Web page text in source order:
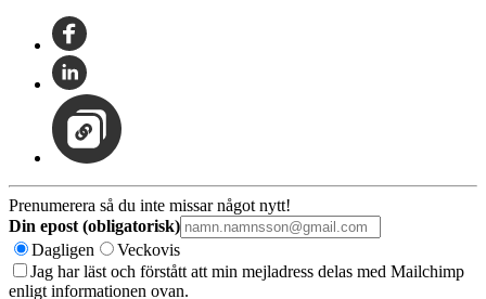
Prenumerera så du inte missar något nytt!
Din epost (obligatorisk)
Dagligen
Veckovis
Jag har läst och förstått att min mejladress delas med Mailchimp
enligt informationen ovan.